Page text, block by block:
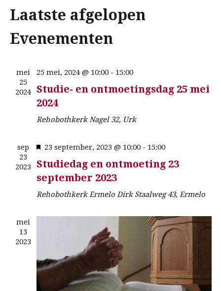
een
Laatste afgelopen
Evenementen
mei
25
2024
25 mei, 2024 @ 10:00- 15:00
Studie- en ontmoetingsdag 25 mei
2024
RehobothkerkNagel 32, Urk
sep
23
2023
U
i
t
g
e
i
23 september, 2023 @ 10:00- 15:00
Studiedag en ontmoeting 23
september 2023
Rehobothkerk Ermelo Dirk Staalweg 43, Ermelo
mei
13
2023